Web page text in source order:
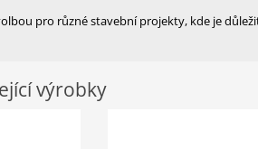
pro různé stavební projekty, kde je
výrobky